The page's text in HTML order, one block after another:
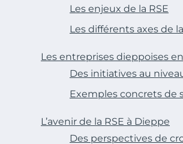
Les enjeux de la RSE
Les différents axes de
Les entreprises dieppoises
Des initiatives au
Exemples concrets de
L’avenir de la RSE à Dieppe
Des perspectives de